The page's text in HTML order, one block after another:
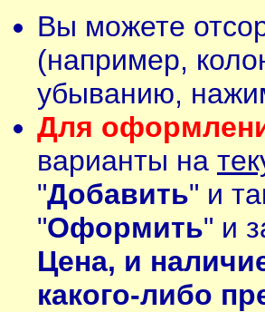
Вы можете
(например,
убыванию,
Для
варианты на
"Добавить" и
"Оформить" и
Цена, и
какого-либо